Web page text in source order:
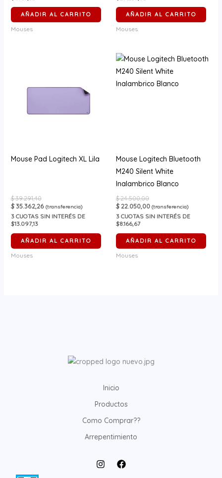
AÑADIR AL CARRITO
Mouses
AÑADIR AL CARRITO
Mouses
Mouse Pad Logitech XL Lila
$39.291,40
$35.362,26 (transferencia)
3CUOTAS SIN INTERÉS DE
$13.097,13
AÑADIR AL CARRITO
Mouses
Mouse Logitech Bluetooth
M240 Silent White
Inalambrico Blanco
$24.500,00
$22.050,00 (transferencia)
3 CUOTAS SIN INTERÉS DE
$8.166,67
AÑADIR AL CARRITO
Mouses
Inicio
Productos
Como Comprar??
Arrepentimiento